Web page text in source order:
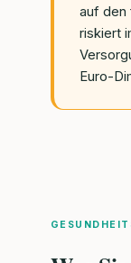
auf den
riskiert
Euro-